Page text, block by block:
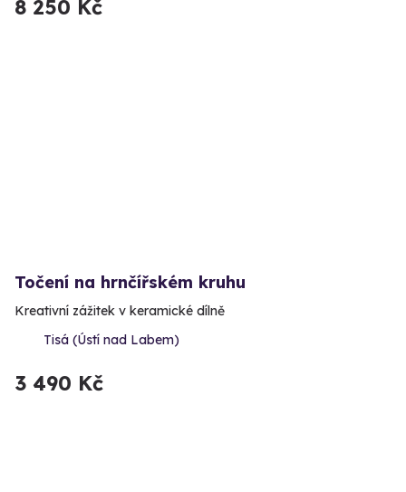
8 250 Kč
Točení na hrnčířském kruhu
Kreativní zážitek v keramické dílně
Tisá (Ústí nad Labem)
3 490 Kč